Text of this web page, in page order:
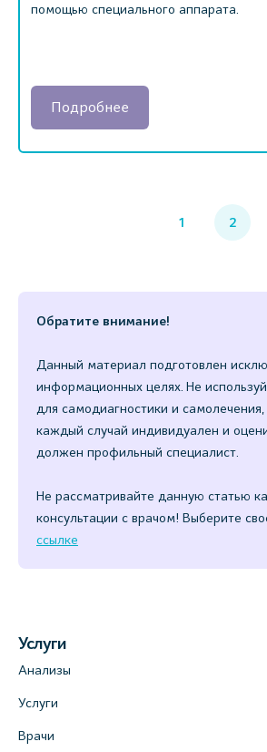
помощью специального аппарата.
Подробнее
1 2
Обратите внимание!
Данный материал подготовлен
информационных целях. Не
для самодиагностики и самолечения,
каждый случай индивидуален и
должен профильный специалист.
Не рассматривайте данную статью
консультации с врачом! Выберите
ссылке
Услуги
Анализы
Услуги
Врачи